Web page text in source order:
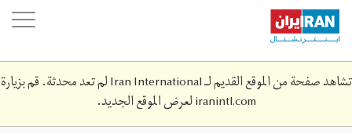
Skip
main
content
تشاهد صفحة من الموقع القديم لـ Iran International لم تعد محدثة. قم بزيارة
iranintl.comلعرض الموقع الجديد.